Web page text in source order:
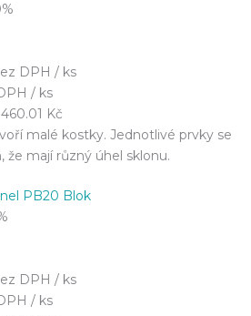
DPH / ks
/ ks
460.01 Kč
malé kostky. Jednotlivé prvky se
že mají různý úhel sklonu.
PB20 Blok
DPH / ks
/ ks